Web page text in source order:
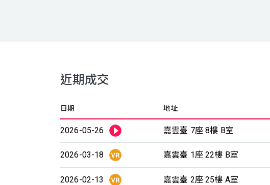
近期成交
日期 地址
2026-05-26 嘉雲臺 7座 8樓 B室
2026-03-18 嘉雲臺 1座 22樓 B室
2026-02-13 嘉雲臺 2座 25樓 A室